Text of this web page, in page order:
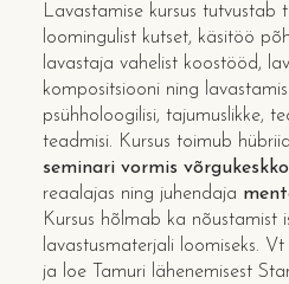
Lavastamise kursus tutvustab
loomingulist kutset, käsitöö
lavastaja vahelist koostööd,
kompositsiooni ning
psühholoogilisi, tajumuslikke,
teadmisi. Kursus toimub
seminari vormis
reaalajas ning juhendaja
Kursus hõlmab ka nõustamist
lavastusmaterjali loomiseks.
ja loe Tamuri lähenemisest